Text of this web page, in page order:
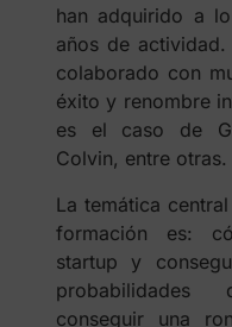
han adquirido a
años de
colaborado con
éxito y renombre
es el caso de
Colvin, entre otras.
La temática
formación es:
startup y
conseguir una